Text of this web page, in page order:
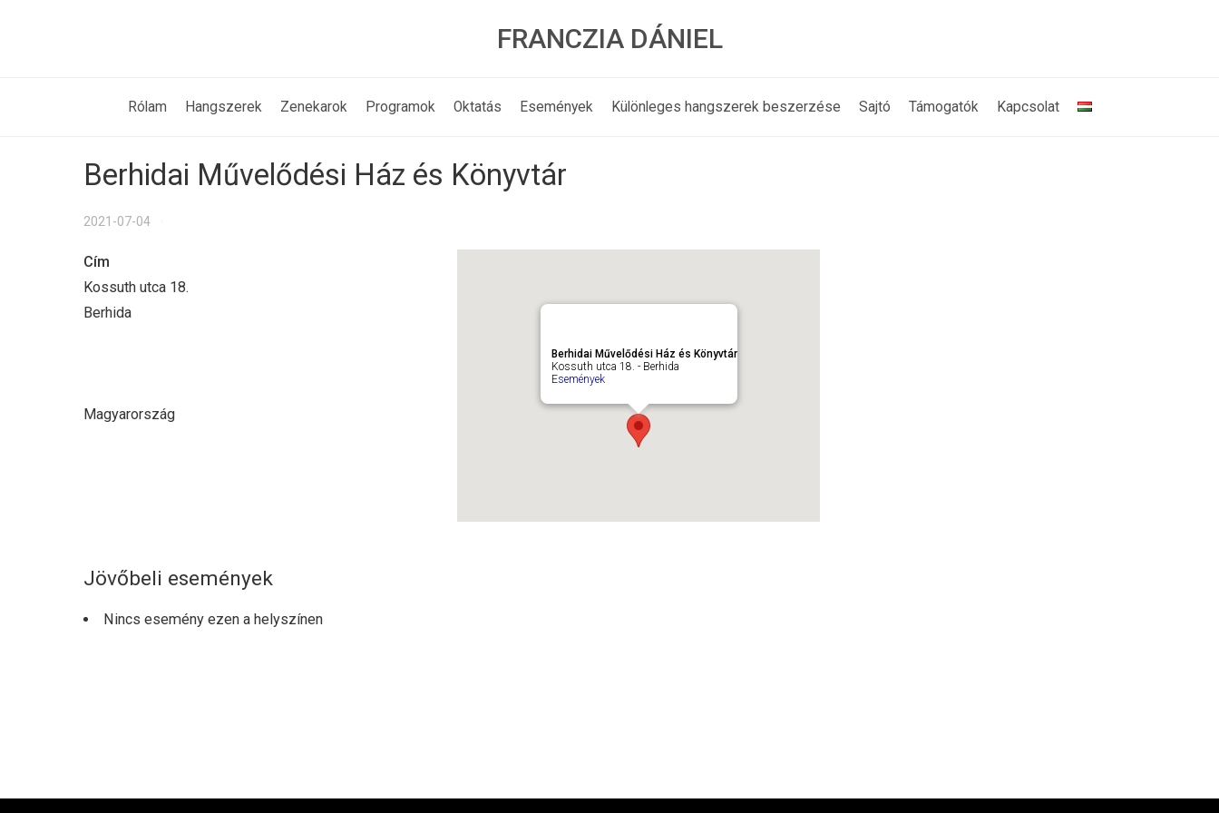
FRANCZIA DÁNIEL
Rólam Hangszerek Zenekarok Programok Oktatás Események Különleges hangszerek beszerzése Sajtó Támogatók Kapcsolat
Berhidai Művelődési Ház és Könyvtár
2021-07-04
Berhidai Művelődési Ház és Könyvtár
Kossuth utca 18. - Berhida
Események
Cím
Kossuth utca 18.
Berhida
Magyarország
Jövőbeli események
Nincs esemény ezen a helyszínen